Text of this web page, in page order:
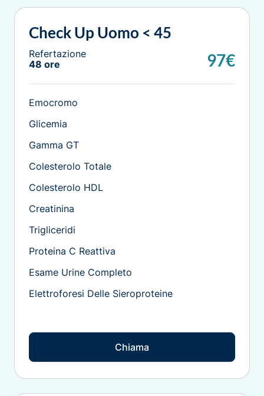
Check Up Uomo < 45
Refertazione
48 ore
97€
Emocromo
Glicemia
Gamma GT
Colesterolo Totale
Colesterolo HDL
Creatinina
Trigliceridi
Proteina C Reattiva
Esame Urine Completo
Elettroforesi Delle Sieroproteine
Chiama